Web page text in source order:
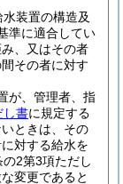
装置の構造及
準に適合してい
、又はその者
その者に対す
が、管理者、指
し書に規定する
ときは、その
対する給水を
2第3項ただし
変更であると